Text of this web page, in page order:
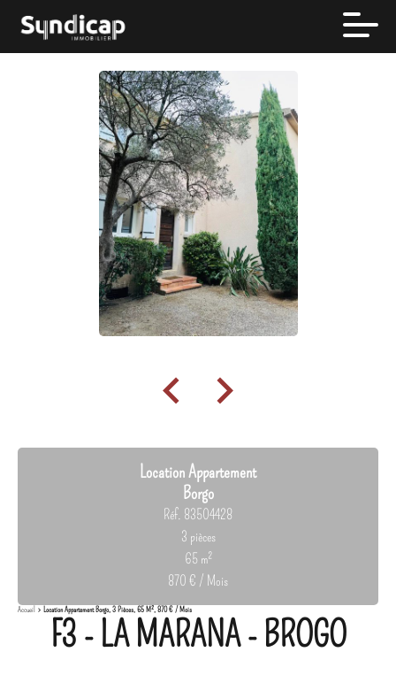
Location Appartement
Borgo
Réf. 83504428
3 pièces
65 m²
870 € / Mois
Accueil Location Appartement Borgo, 3 Pièces, 65 M², 870 € / Mois
F3 - LA MARANA - BROGO